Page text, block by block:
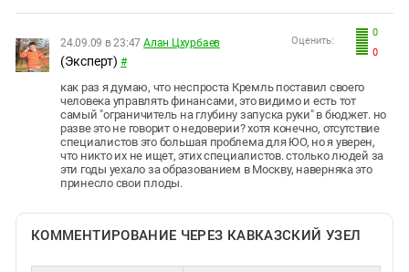
0
0
Оценить:
24.09.09 в 23:47 Алан Цхурбаев
(Эксперт) #
как раз я думаю, что неспроста Кремль поставил своего
человека управлять финансами, это видимо и есть тот
самый "ограничитель на глубину запуска руки" в бюджет. но
разве это не говорит о недоверии? хотя конечно, отсутствие
специалистов это большая проблема для ЮО, но я уверен,
что никто их не ищет, этих специалистов. столько людей за
эти годы уехало за образованием в Москву, наверняка это
принесло свои плоды.
КОММЕНТИРОВАНИЕ ЧЕРЕЗ КАВКАЗСКИЙ УЗЕЛ